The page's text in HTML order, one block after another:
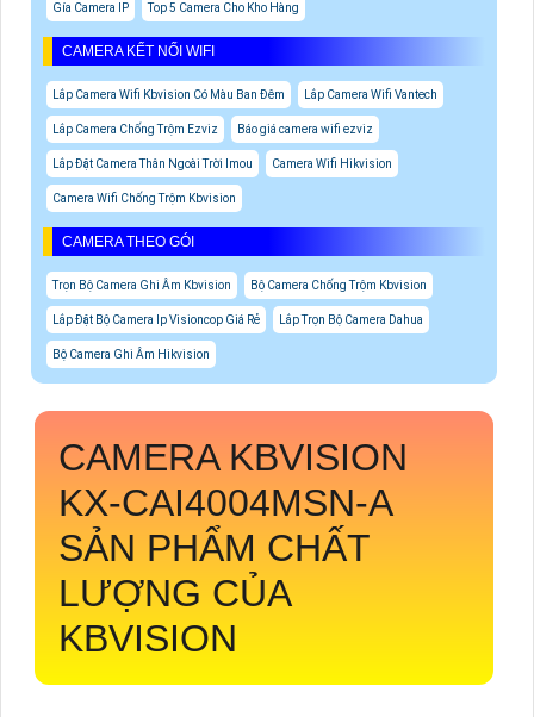
Gía Camera IP Top 5 Camera Cho Kho Hàng
CAMERA KẾT NỐI WIFI
Lắp Camera Wifi Kbvision Có Màu Ban Đêm Lắp Camera Wifi Vantech
Lắp Camera Chống Trộm Ezviz Báo giá camera wifi ezviz
Lắp Đặt Camera Thân Ngoài Trời Imou Camera Wifi Hikvision
Camera Wifi Chống Trộm Kbvision
CAMERA THEO GÓI
Trọn Bộ Camera Ghi Âm Kbvision Bộ Camera Chống Trộm Kbvision
Lắp Đặt Bộ Camera Ip Visioncop Giá Rẻ Lắp Trọn Bộ Camera Dahua
Bộ Camera Ghi Âm Hikvision
CAMERA KBVISION
KX-CAI4004MSN-A
SẢN PHẨM CHẤT
LƯỢNG CỦA
KBVISION